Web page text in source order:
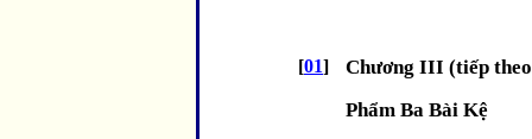
[01]
Chương III (tiếp
Phẩm Ba Bài Kệ